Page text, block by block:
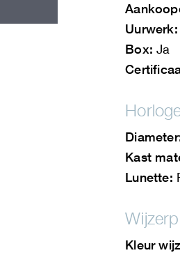
Uurwerk:
Box: Ja
Kast
Lunette:
Kleur